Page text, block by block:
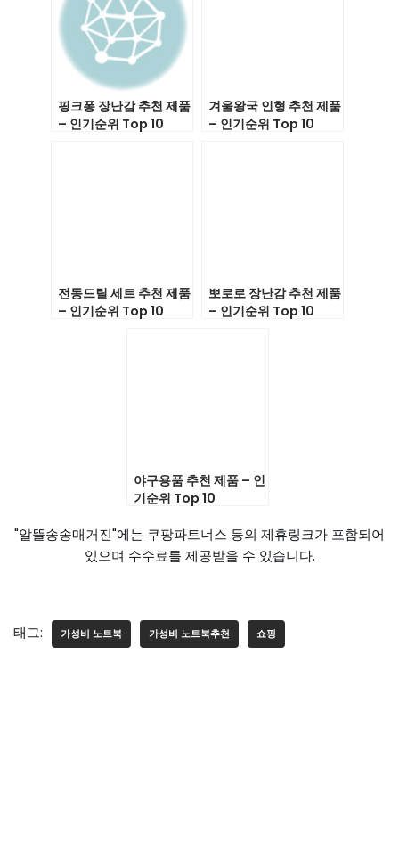
핑크퐁 장난감 추천 제품
– 인기순위 Top 10
겨울왕국 인형 추천 제품
– 인기순위 Top 10
전동드릴 세트 추천 제품
– 인기순위 Top 10
뽀로로 장난감 추천 제품
– 인기순위 Top 10
야구용품 추천 제품 – 인
기순위 Top 10
"알뜰송송매거진"에는 쿠팡파트너스 등의 제휴링크가 포함되어
있으며 수수료를 제공받을 수 있습니다.
태그: 가성비 노트북 가성비 노트북추천 쇼핑